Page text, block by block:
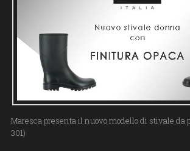
Maresca presenta il nuovo modello di stivale da
301)